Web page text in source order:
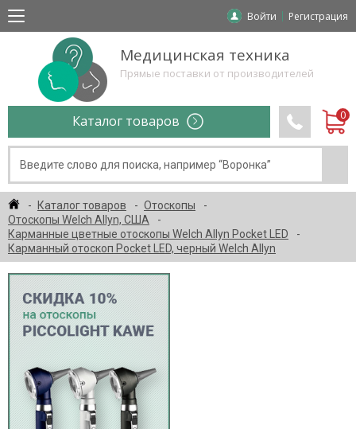
Войти Регистрация
Медицинская техника
Прямые поставки от производителей
Каталог товаров
Каталог товаров
Отоскопы
Отоскопы Welch Allyn, США
Карманные цветные отоскопы Welch Allyn Pocket LED
Карманный отоскоп Pocket LED, черный Welch Allyn